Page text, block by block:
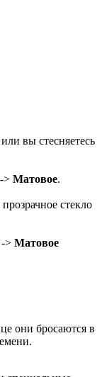
вы стесняетесь
> Матовое.
стекло
> Матовое
они бросаются в